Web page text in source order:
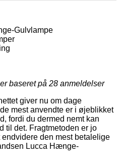
Gulvlampe
baseret på 28 anmeldelser
giver nu om dage
mest anvendte er i øjeblikket
fordi du dermed nemt kan
til det. Fragtmetoden er jo
den mest betalelige
Lucca Hænge-